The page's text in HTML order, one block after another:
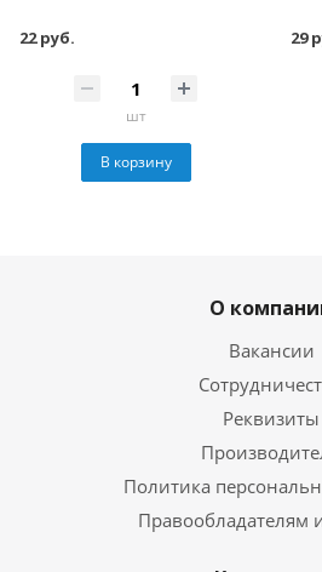
22 руб.
шт
В корзину
29
О
Вакансии
Реквизиты
Политика
Правообладателям